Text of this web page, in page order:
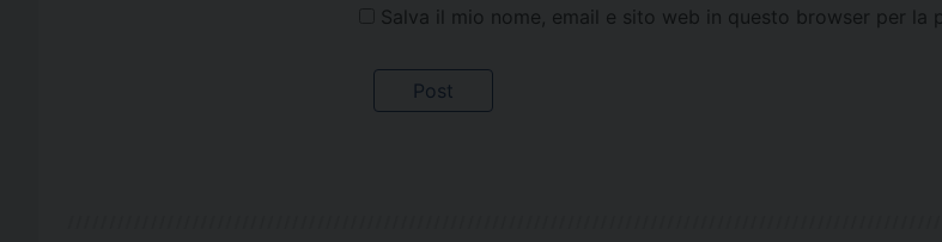
Salva il mio nome, email e sito web in questo browser per la